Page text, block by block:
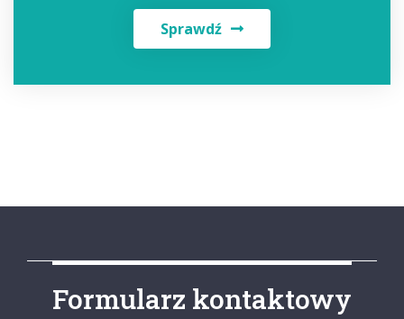
Sprawdź
Formularz kontaktowy